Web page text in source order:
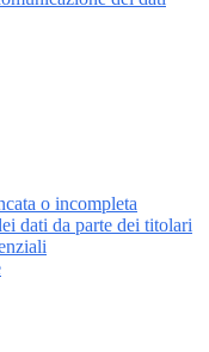
o incompleta
dati da parte dei titolari